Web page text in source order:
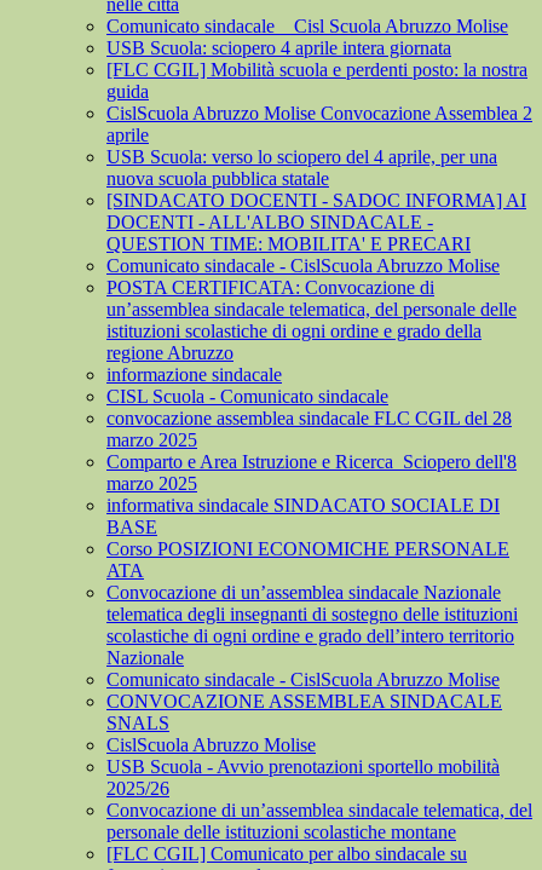
nelle città
Comunicato sindacale _ Cisl Scuola Abruzzo Molise
USB Scuola: sciopero 4 aprile intera giornata
[FLC CGIL] Mobilità scuola e perdenti posto: la nostra
guida
CislScuola Abruzzo Molise Convocazione Assemblea 2
aprile
USB Scuola: verso lo sciopero del 4 aprile, per una
nuova scuola pubblica statale
[SINDACATO DOCENTI - SADOC INFORMA] AI
DOCENTI - ALL'ALBO SINDACALE -
QUESTION TIME: MOBILITA' E PRECARI
Comunicato sindacale - CislScuola Abruzzo Molise
POSTA CERTIFICATA: Convocazione di
un’assemblea sindacale telematica, del personale delle
istituzioni scolastiche di ogni ordine e grado della
regione Abruzzo
informazione sindacale
CISL Scuola - Comunicato sindacale
convocazione assemblea sindacale FLC CGIL del 28
marzo 2025
Comparto e Area Istruzione e Ricerca_Sciopero dell'8
marzo 2025
informativa sindacale SINDACATO SOCIALE DI
BASE
Corso POSIZIONI ECONOMICHE PERSONALE
ATA
Convocazione di un’assemblea sindacale Nazionale
telematica degli insegnanti di sostegno delle istituzioni
scolastiche di ogni ordine e grado dell’intero territorio
Nazionale
Comunicato sindacale - CislScuola Abruzzo Molise
CONVOCAZIONE ASSEMBLEA SINDACALE
SNALS
CislScuola Abruzzo Molise
USB Scuola - Avvio prenotazioni sportello mobilità
2025/26
Convocazione di un’assemblea sindacale telematica, del
personale delle istituzioni scolastiche montane
[FLC CGIL] Comunicato per albo sindacale su